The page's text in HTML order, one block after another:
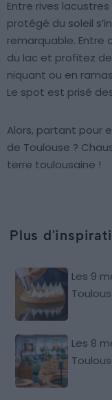
Entre rives
protégé du soleil
remarquable. Entre
du lac et profitez
niquant ou en
Le spot est prisé
Alors, partant pour
de Toulouse ?
terre toulousaine !
Plus
Les 9
Les 8